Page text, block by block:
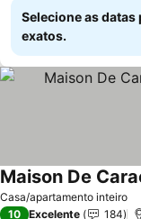
Selecione as
exatos.
Casa/apartamento inteiro
10 Excelente 184